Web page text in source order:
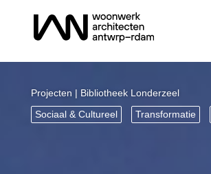
Projecten | Bibliotheek Londerzeel
Sociaal & Cultureel
Transformatie